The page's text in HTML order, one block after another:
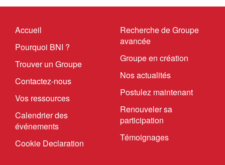
Accueil
Pourquoi BNI ?
Trouver un Groupe
Contactez-nous
Vos ressources
Calendrier des
événements
Cookie Declaration
Recherche de Groupe
avancée
Groupe en création
Nos actualités
Postulez maintenant
Renouveler sa
participation
Témoignages